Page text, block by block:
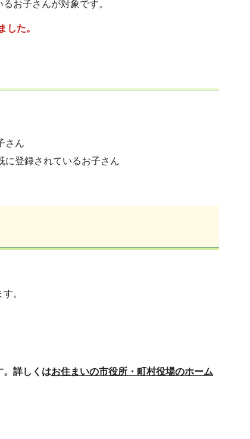
お子さんが対象です。
した。
さん
に登録されているお子さん
。
。詳しくはお住まいの市役所・町村役場のホーム